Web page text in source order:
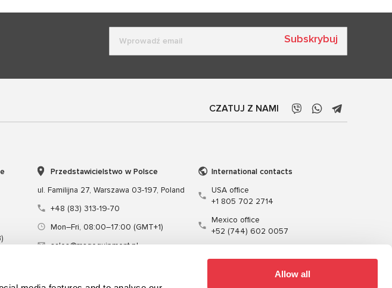
Allow all
Subskrybuj
CZATUJ Z NAMI
Przedstawicielstwo w Polsce
ul. Familijna 27, Warszawa 03-197, Poland
+48 (83) 313-19-70
Mon–Fri, 08:00–17:00 (GMT+1)
sales@msgequipment.pl
International contacts
USA office
+1 805 702 2714
Mexico office
+52 (744) 602 0057